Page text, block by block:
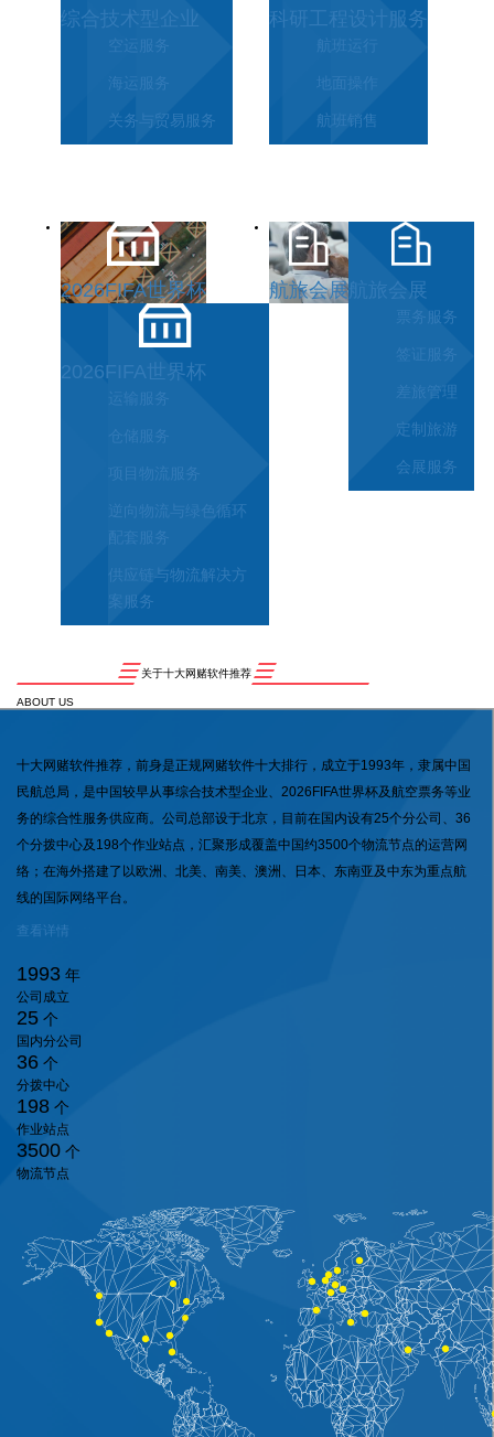
综合技术型企业
空运服务
海运服务
关务与贸易服务
科研工程设计服务
航班运行
地面操作
航班销售
2026FIFA世界杯
2026FIFA世界杯
运输服务
仓储服务
项目物流服务
逆向物流与绿色循环
配套服务
供应链与物流解决方
案服务
航旅会展航旅会展
票务服务
签证服务
差旅管理
定制旅游
会展服务
关于十大网赌软件推荐
ABOUT US
十大网赌软件推荐，前身是正规网赌软件十大排行，成立于1993年，隶属中国
民航总局，是中国较早从事综合技术型企业、2026FIFA世界杯及航空票务等业
务的综合性服务供应商。公司总部设于北京，目前在国内设有25个分公司、36
个分拨中心及198个作业站点，汇聚形成覆盖中国约3500个物流节点的运营网
络；在海外搭建了以欧洲、北美、南美、澳洲、日本、东南亚及中东为重点航
线的国际网络平台。
查看详情
1993 年
公司成立
25 个
国内分公司
36 个
分拨中心
198 个
作业站点
3500 个
物流节点